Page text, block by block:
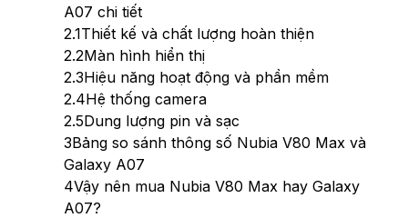
A07 chi tiết
2.1Thiết kế và chất lượng hoàn thiện
2.2Màn hình hiển thị
2.3Hiệu năng hoạt động và phần mềm
2.4Hệ thống camera
2.5Dung lượng pin và sạc
3Bảng so sánh thông số Nubia V80 Max và
Galaxy A07
4Vậy nên mua Nubia V80 Max hay Galaxy
A07?